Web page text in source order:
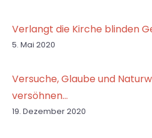
Verlangt die Kirche blinden
5. Mai 2020
Versuche, Glaube und
versöhnen…
19. Dezember 2020